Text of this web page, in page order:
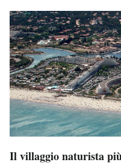
Il villaggio naturista